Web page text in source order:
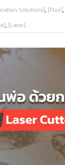
Solutions],[Flux],
,[Laser]